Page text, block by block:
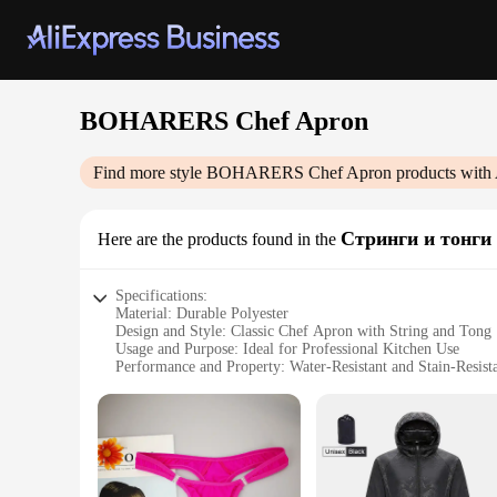
BOHARERS Chef Apron
Find more style BOHARERS Chef Apron products with
Here are the products found in the Стринги и тонги
Specifications:
Material: Durable Polyester
Design and Style: Classic Chef Apron with String and Tong
Usage and Purpose: Ideal for Professional Kitchen Use
Performance and Property: Water-Resistant and Stain-
Parts and Accessories: Includes Pockets for Convenience
Features:
**Unmatched Durability and Comfort**
The BOHARERS Chef Apron is crafted from premium
apron's classic design, featuring a string and tong, offers a